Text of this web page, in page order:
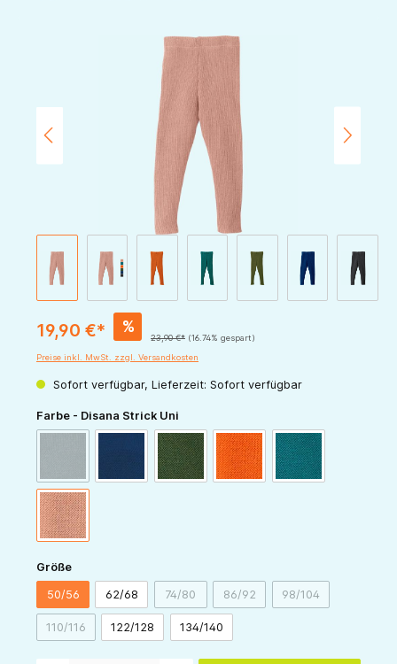
Bildergalerie überspringen
19,90 €* %
23,90 €* (16.74% gespart)
Preise inkl. MwSt. zzgl. Versandkosten
Sofort verfügbar, Lieferzeit: Sofort verfügbar
Farbe - Disana Strick Uni
(Diese Option ist zurzeit nicht verfügbar.)
oliv orange pazifik
rose
Größeauswählen
50/56 62/68 74/80(Diese Option ist zurzeit nicht verfügbar.)
86/92(Diese Option ist zurzeit nicht
98/104(Diese Option ist
110/116(Diese Option ist zurzeit nicht verfügbar.)
122/128 134/140